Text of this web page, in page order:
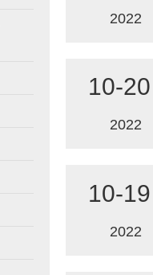
2022
10-20
2022
10-19
2022